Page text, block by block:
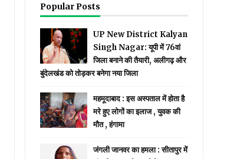
Popular Posts
UP New District Kalyan
Singh Nagar: यूपी में 76वां
जिला बनाने की तैयारी, अलीगढ़ और
बुंदेलखंड को तोड़कर बनेगा नया जिला
महमूदाबाद : इस अस्पताल में होता है
मरे हुए लोगों का इलाज , युवक की
मौत , हंगामा
जंगली जानवर का हमला : सीतापुर में